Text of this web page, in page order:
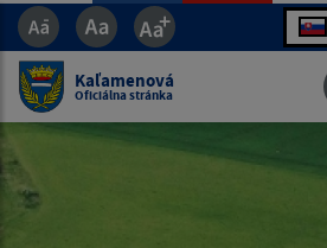
Kaľamenová
Oficiálna stránka